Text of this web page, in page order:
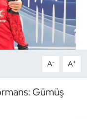
A- A+
Gümüş